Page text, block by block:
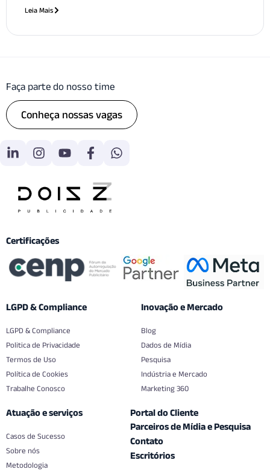
Leia Mais
Faça parte do nosso time
Conheça nossas vagas
Certificações
LGPD & Compliance
LGPD & Compliance
Politica de Privacidade
Termos de Uso
Política de Cookies
Trabalhe Conosco
Inovação e Mercado
Blog
Dados de Mídia
Pesquisa
Indústria e Mercado
Marketing 360
Atuação e serviços
Casos de Sucesso
Sobre nós
Metodologia
Portal do Cliente
Parceiros de Mídia e Pesquisa
Contato
Escritórios